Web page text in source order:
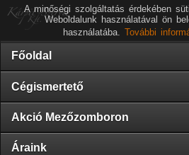
Főoldal
Cégismertető
Akció Mezőzomboron
Áraink
A minőségi szolgáltatás érdekében
Weboldalunk használatával ön
használatába. További